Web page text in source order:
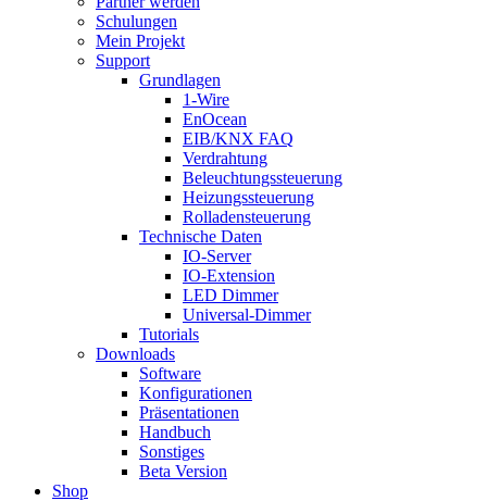
Schulungen
Mein Projekt
Support
Grundlagen
1-Wire
EnOcean
EIB/KNX FAQ
Verdrahtung
Beleuchtungssteuerung
Heizungssteuerung
Rolladensteuerung
Technische Daten
IO-Server
IO-Extension
LED Dimmer
Universal-Dimmer
Tutorials
Downloads
Software
Konfigurationen
Präsentationen
Handbuch
Sonstiges
Beta Version
Shop